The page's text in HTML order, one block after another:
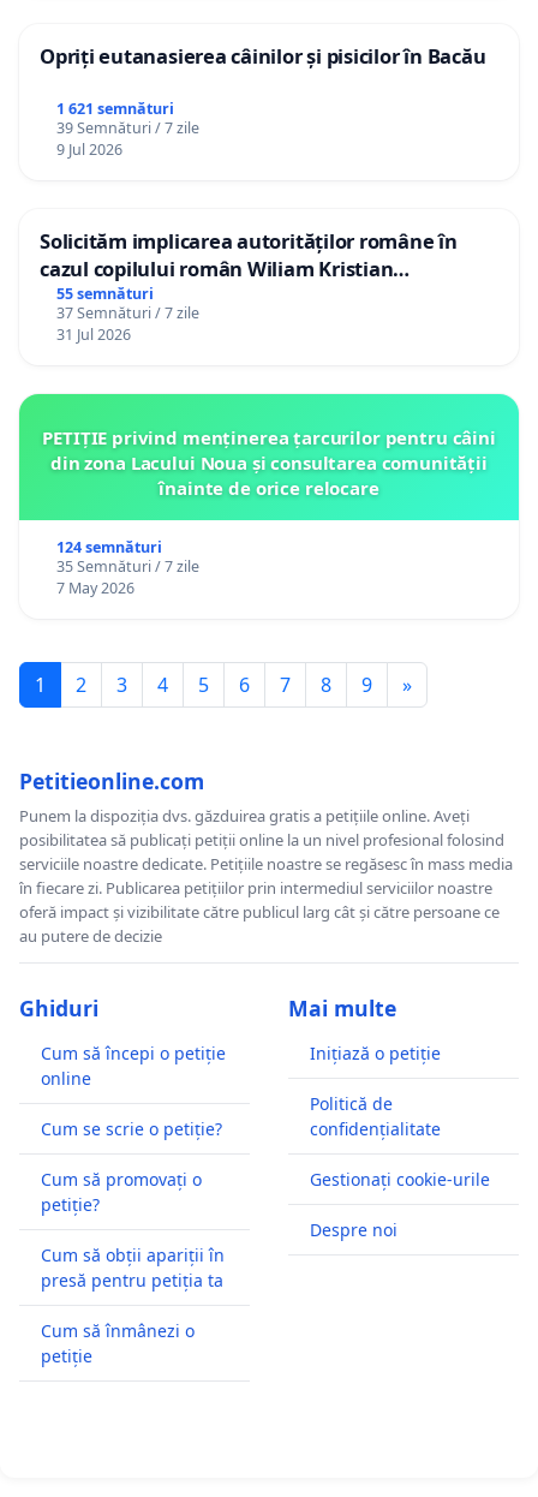
Opriți eutanasierea câinilor și pisicilor în Bacău
1 621 semnături
39 Semnături / 7 zile
9 Jul 2026
Solicităm implicarea autorităților române în
cazul copilului român Wiliam Kristian
Gheorghe, aflat în plasament în Danemarca de
12 ani
55 semnături
37 Semnături / 7 zile
31 Jul 2026
PETIȚIE privind menținerea țarcurilor pentru câini
din zona Lacului Noua și consultarea comunității
înainte de orice relocare
124 semnături
35 Semnături / 7 zile
7 May 2026
1 2 3 4 5 6 7 8 9 »
Petitieonline.com
Punem la dispoziția dvs. găzduirea gratis a petițiile online. Aveți
posibilitatea să publicați petiții online la un nivel profesional folosind
serviciile noastre dedicate. Petițiile noastre se regăsesc în mass media
în fiecare zi. Publicarea petițiilor prin intermediul serviciilor noastre
oferă impact și vizibilitate către publicul larg cât și către persoane ce
au putere de decizie
Ghiduri
Cum să începi o petiție
online
Cum se scrie o petiție?
Cum să promovați o
petiție?
Cum să obții apariții în
presă pentru petiția ta
Cum să înmânezi o
petiție
Mai multe
Inițiază o petiție
Politică de
confidențialitate
Gestionați cookie-urile
Despre noi